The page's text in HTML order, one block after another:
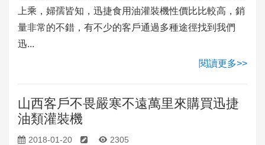
上乘，婦孺皆知，迅捷食用油灌裝機性價比比較高，銷
量非常的不錯，有不少的客戶通過多種途徑找到我們
迅...
閱讀更多>>
山西客戶不畏嚴寒不遠萬里來購買迅捷
油類灌裝機
2018-01-20 2305